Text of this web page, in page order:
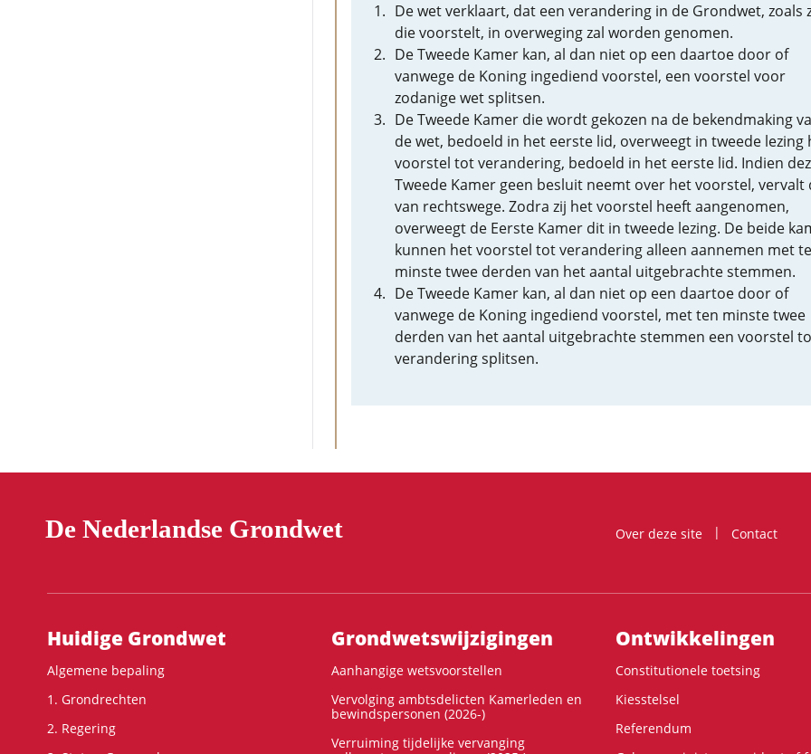
De wet verklaart, dat een verandering in de Grondwet, zoals
die voorstelt, in overweging zal worden genomen.
De Tweede Kamer kan, al dan niet op een daartoe door of
vanwege de Koning ingediend voorstel, een voorstel voor
zodanige wet splitsen.
De Tweede Kamer die wordt gekozen na de bekendmaking
de wet, bedoeld in het eerste lid, overweegt in tweede lezing
voorstel tot verandering, bedoeld in het eerste lid. Indien
Tweede Kamer geen besluit neemt over het voorstel, vervalt
van rechtswege. Zodra zij het voorstel heeft aangenomen,
overweegt de Eerste Kamer dit in tweede lezing. De beide
kunnen het voorstel tot verandering alleen aannemen met
minste twee derden van het aantal uitgebrachte stemmen.
De Tweede Kamer kan, al dan niet op een daartoe door of
vanwege de Koning ingediend voorstel, met ten minste twee
derden van het aantal uitgebrachte stemmen een voorstel
verandering splitsen.
De Nederlandse Grondwet Over deze site
Contact
Hoofdnavigatie
Huidige Grondwet
Algemene bepaling
1. Grondrechten
2. Regering
Grondwets­wijzigingen
Aanhangige wetsvoorstellen
Vervolging ambtsdelicten Kamerleden en
bewindspersonen (2026-)
Verruiming tijdelijke vervanging
Ontwikke­lingen
Constitutionele toetsing
Kiesstelsel
Referendum